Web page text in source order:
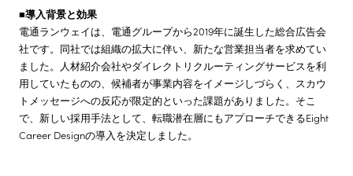
■導入背景と効果
電通ランウェイは、電通グループから2019年に誕生した総合広告会
社です。同社では組織の拡大に伴い、新たな営業担当者を求めてい
ました。人材紹介会社やダイレクトリクルーティングサービスを利
用していたものの、候補者が事業内容をイメージしづらく、スカウ
トメッセージへの反応が限定的といった課題がありました。そこ
で、新しい採用手法として、転職潜在層にもアプローチできるEight
Career Designの導入を決定しました。